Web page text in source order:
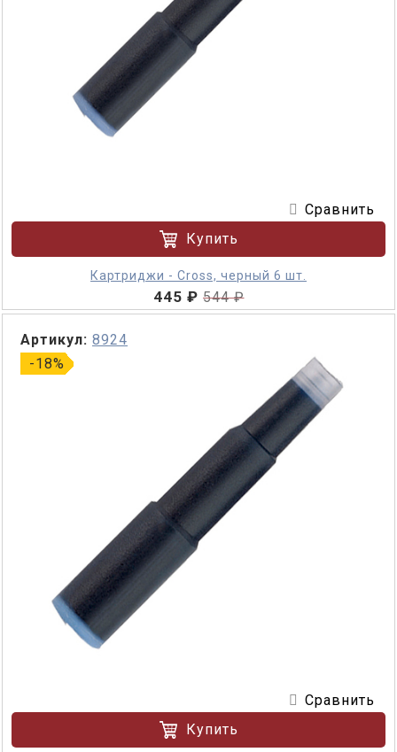
Сравнить
Купить
Картриджи - Cross, черный 6 шт.
445 ₽ 544 ₽
-18%
Артикул: 8924
Сравнить
Купить